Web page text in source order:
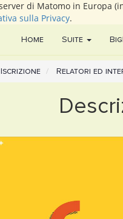
di Matomo in Europa
sulla Privacy.
Home Suite
Iscrizione Relatori ed